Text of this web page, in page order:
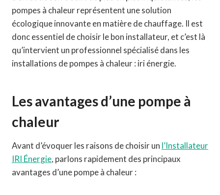
pompes à chaleur représentent une solution
écologique innovante en matière de chauffage. Il est
donc essentiel de choisir le bon installateur, et c’est là
qu’intervient un professionnel spécialisé dans les
installations de pompes à chaleur : iri énergie.
Les avantages d’une pompe à
chaleur
Avant d’évoquer les raisons de choisir un l’Installateur
IRI Énergie, parlons rapidement des principaux
avantages d’une pompe à chaleur :